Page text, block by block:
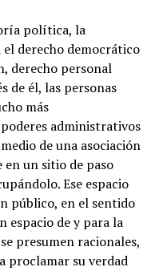
política, la
derecho democrático
derecho personal
de él, las personas
más
administrativos
de una asociación
un sitio de paso
Ese espacio
público, en el sentido
espacio de y para la
presumen racionales,
proclamar su verdad